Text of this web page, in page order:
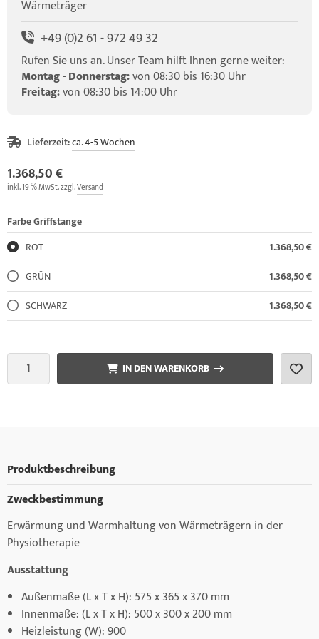
Wärmeträger
+49 (0)2 61 - 972 49 32
Rufen Sie uns an. Unser Team hilft Ihnen gerne weiter:
Montag - Donnerstag:von 08:30 bis 16:30 Uhr
Freitag:von 08:30 bis 14:00 Uhr
Lieferzeit:ca. 4-5 Wochen
1.368,50 €
inkl. 19 % MwSt. zzgl.Versand
Farbe Griffstange
ROT
1.368,50 €
GRÜN
1.368,50 €
SCHWARZ
1.368,50 €
IN DEN WARENKORB
Produktbeschreibung
Zweckbestimmung
Erwärmung und Warmhaltung von Wärmeträgern in der
Physiotherapie
Ausstattung
Außenmaße (L x T x H): 575 x 365 x 370 mm
Innenmaße: (L x T x H): 500 x 300 x 200 mm
Heizleistung (W): 900